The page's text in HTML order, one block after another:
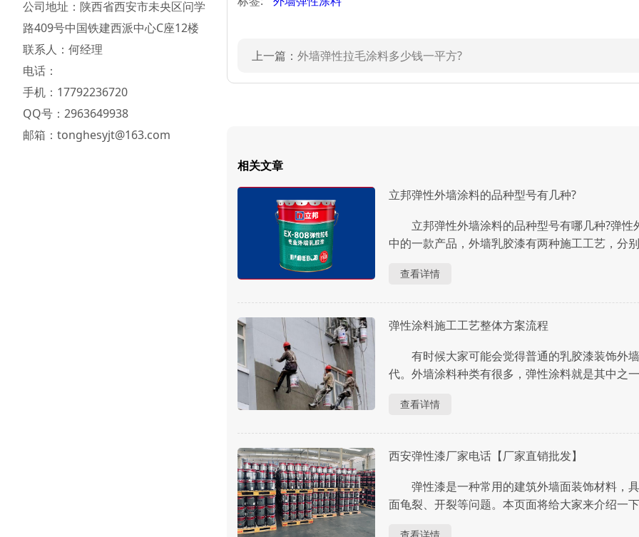
公司地址：陕西省西安市未央区问学
路409号中国铁建西派中心C座12楼
联系人：何经理
电话：
手机：17792236720
QQ号：2963649938
邮箱：tonghesyjt@163.com
上一篇： 外墙弹性拉毛涂料多少钱一平方?
相关文章
立邦弹性外墙涂料的品种型号有几种?
立邦弹性外墙涂料的品种型号有哪几种?弹性
中的一款产品，外墙乳胶漆有两种施工工艺，分
有哪些类型。 立邦弹性外墙涂料的品种型号
查看详情
弹性涂料施工工艺整体方案流程
有时候大家可能会觉得普通的乳胶漆装饰外
代。外墙涂料种类有很多，弹性涂料就是其中之
面就带大家来认识一下弹性涂料施工工艺整体方
查看详情
西安弹性漆厂家电话【厂家直销批发】
弹性漆是一种常用的建筑外墙面装饰材料，
面龟裂、开裂等问题。本页面将给大家来介绍一